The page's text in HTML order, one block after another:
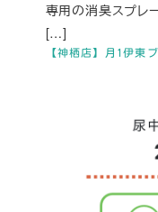
【神栖店】月1伊東
専用の消臭スプレ
[…]